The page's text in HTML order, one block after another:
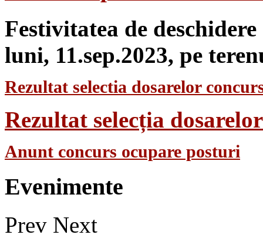
Festivitatea de
luni, 11.sep.2023, pe
Rezultat selectia dosarelor
Rezultat selecția
Anunt concurs ocupare posturi
Evenimente
Prev Next